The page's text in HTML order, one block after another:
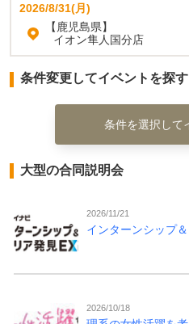
2026/8/31(月)
【鹿児島県】
イオン隼人国分店
条件変更してイベントを探す
条件を選択して
大型の合同説明会
2026/11/21
インターンシップ
2026/10/18